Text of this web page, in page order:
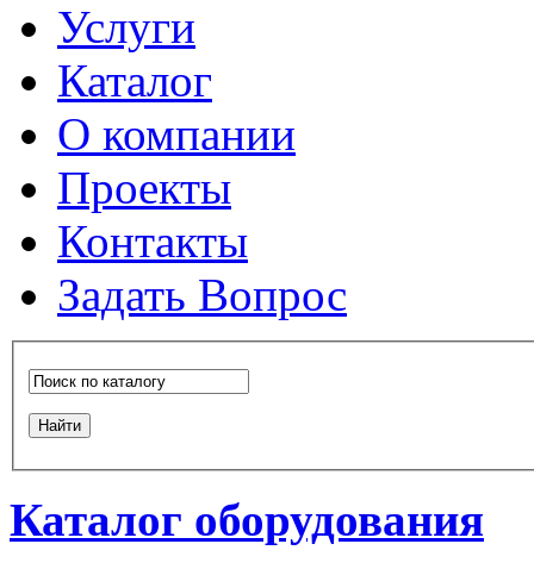
Услуги
Каталог
О компании
Проекты
Контакты
Задать Вопрос
Каталог оборудования